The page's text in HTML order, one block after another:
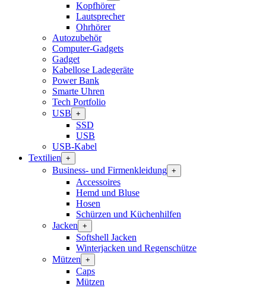
Kopfhörer
Lautsprecher
Ohrhörer
Autozubehör
Computer-Gadgets
Gadget
Kabellose Ladegeräte
Power Bank
Smarte Uhren
Tech Portfolio
USB +
SSD
USB
USB-Kabel
Textilien +
Business- und Firmenkleidung +
Accessoires
Hemd und Bluse
Hosen
Schürzen und Küchenhilfen
Jacken +
Softshell Jacken
Winterjacken und Regenschütze
Mützen +
Caps
Mützen